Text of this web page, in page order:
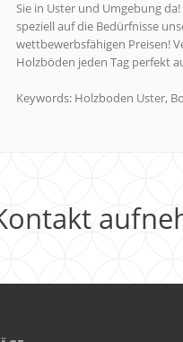
Sie in Uster und Umgebung
speziell auf die Bedürfnisse
wettbewerbsfähigen Preisen!
Holzböden jeden Tag perfekt
Keywords: Holzboden Uster,